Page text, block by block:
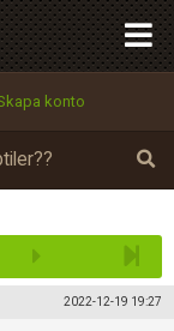
konto
2022-12-19 19:27
till förstasidan